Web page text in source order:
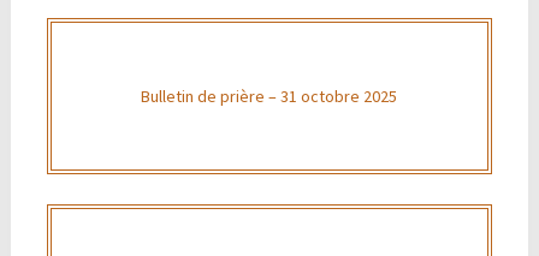
Bulletin de prière – 31 octobre 2025